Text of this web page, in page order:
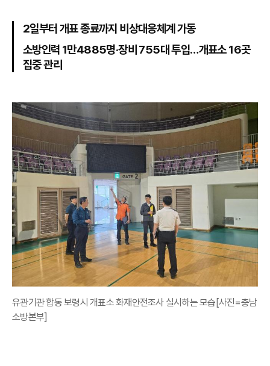
2일부터 개표 종료까지 비상대응체계 가동
소방인력 1만4885명·장비 755대 투입…개표소 16곳
집중 관리
유관기관 합동 보령시 개표소 화재안전조사 실시하는 모습[사진=충남
소방본부]